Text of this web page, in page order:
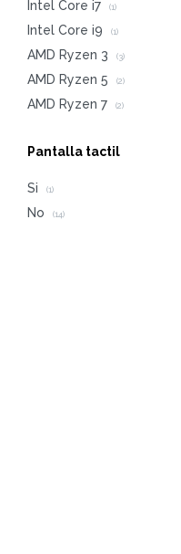
Intel Core i7 (1)
Intel Core i9 (1)
AMD Ryzen 3 (3)
AMD Ryzen 5 (2)
AMD Ryzen 7 (2)
Pantalla tactil
Si (1)
No (14)